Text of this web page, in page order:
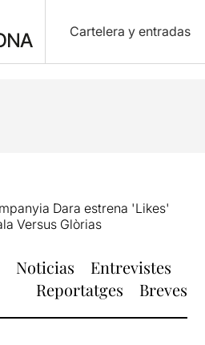
Cartelera y entradas
Dara estrena 'Likes'
Versus Glòrias
Noticias
Entrevistes
Reportatges
Breves